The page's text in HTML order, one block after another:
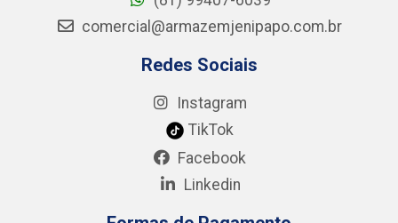
comercial@armazemjenipapo.com.br
Redes Sociais
Instagram
TikTok
Facebook
Linkedin